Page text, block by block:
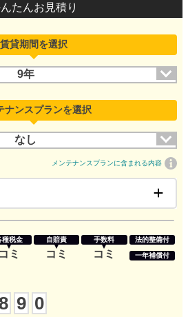
たんお見積り
賃貸期間を選択
9年
ナンスプランを選択
なし
メンテナンスプランに含まれる内容
種税金
コミ
自賠責
コミ
手数料
コミ
法的整備付
一年補償付
9 0